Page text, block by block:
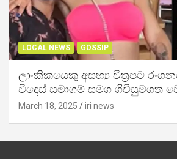
LOCAL NEWS GOSSIP
ලාංකිකයෙකු අසභ්‍ය චිත්‍රපට
විදෙස් සමාගම් සමග ගිවිසුම්ගත
March 18, 2025 iri news